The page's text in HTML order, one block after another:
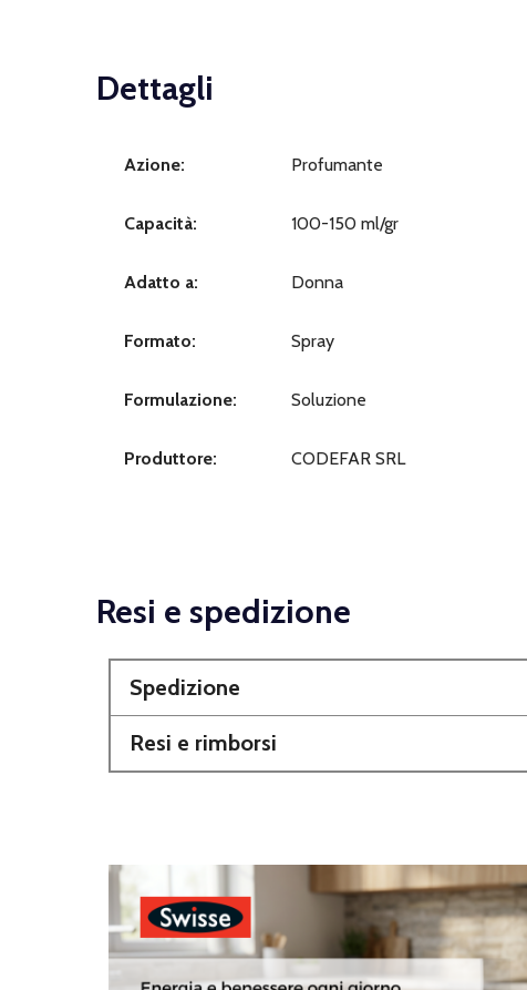
Dettagli
Azione: Profumante
Capacità: 100-150 ml/gr
Adatto a: Donna
Formato: Spray
Formulazione: Soluzione
Produttore: CODEFAR SRL
Resi e spedizione
Spedizione
Resi e rimborsi